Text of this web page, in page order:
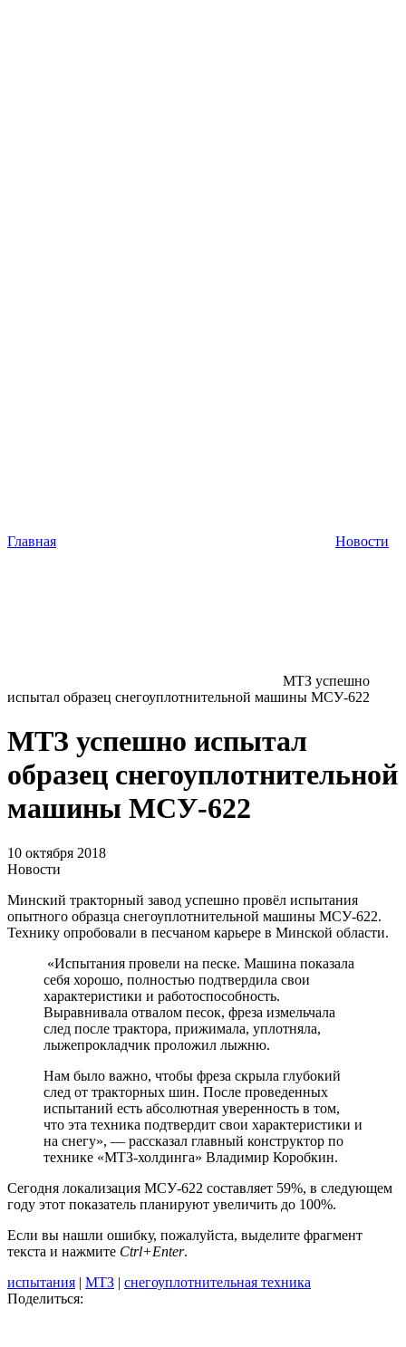
Главная Новости
МТЗ успешно
испытал образец снегоуплотнительной машины МСУ-622
МТЗ успешно испытал
образец снегоуплотнительной
машины МСУ-622
10 октября 2018
Новости
Минский тракторный завод успешно провёл испытания
опытного образца снегоуплотнительной машины МСУ-622.
Технику опробовали в песчаном карьере в Минской области.
«Испытания провели на песке. Машина показала
себя хорошо, полностью подтвердила свои
характеристики и работоспособность.
Выравнивала отвалом песок, фреза измельчала
след после трактора, прижимала, уплотняла,
лыжепрокладчик проложил лыжню.
Нам было важно, чтобы фреза скрыла глубокий
след от тракторных шин. После проведенных
испытаний есть абсолютная уверенность в том,
что эта техника подтвердит свои характеристики и
на снегу», — рассказал главный конструктор по
технике «МТЗ-холдинга» Владимир Коробкин.
Сегодня локализация МСУ-622 составляет 59%, в следующем
году этот показатель планируют увеличить до 100%.
Если вы нашли ошибку, пожалуйста, выделите фрагмент
текста и нажмите Ctrl+Enter.
испытания | МТЗ | снегоуплотнительная техника
Поделиться: